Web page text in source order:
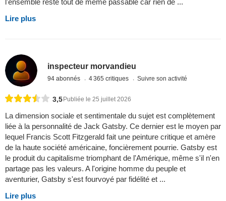
l'ensemble reste tout de même passable car rien de ...
Lire plus
inspecteur morvandieu
94 abonnés 4 365 critiques Suivre son activité
3,5 Publiée le 25 juillet 2026
La dimension sociale et sentimentale du sujet est complètement
liée à la personnalité de Jack Gatsby. Ce dernier est le moyen par
lequel Francis Scott Fitzgerald fait une peinture critique et amère
de la haute société américaine, foncièrement pourrie. Gatsby est
le produit du capitalisme triomphant de l'Amérique, même s'il n'en
partage pas les valeurs. A l'origine homme du peuple et
aventurier, Gatsby s'est fourvoyé par fidélité et ...
Lire plus